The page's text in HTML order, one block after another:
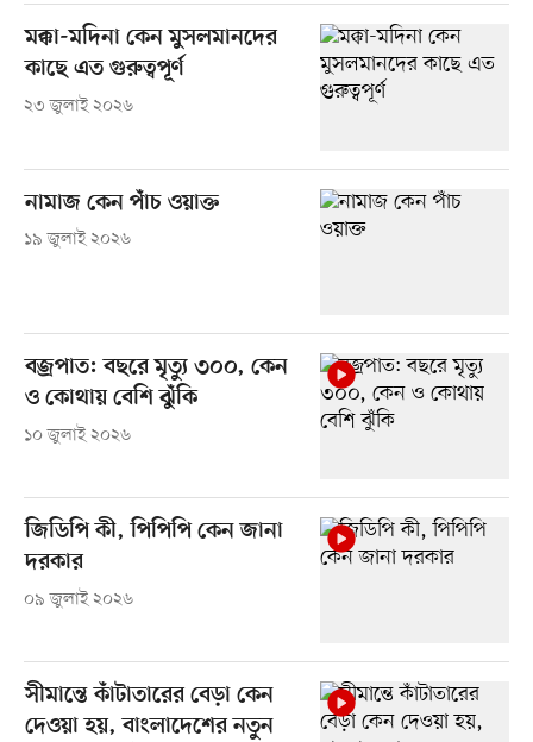
মক্কা-মদিনা কেন মুসলমানদের
কাছে এত গুরুত্বপূর্ণ
২৩ জুলাই ২০২৬
নামাজ কেন পাঁচ ওয়াক্ত
১৯ জুলাই ২০২৬
বজ্রপাত: বছরে মৃত্যু ৩০০, কেন
ও কোথায় বেশি ঝুঁকি
১০ জুলাই ২০২৬
জিডিপি কী, পিপিপি কেন জানা
দরকার
০৯ জুলাই ২০২৬
সীমান্তে কাঁটাতারের বেড়া কেন
দেওয়া হয়, বাংলাদেশের নতুন